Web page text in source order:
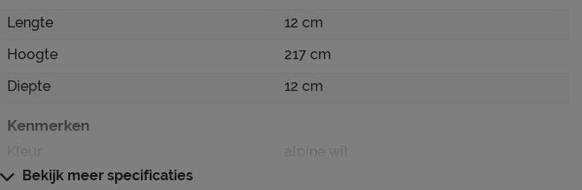
Lengte
12 cm
Hoogte
217 cm
Diepte
12 cm
Kenmerken
Bekijk meer specificaties